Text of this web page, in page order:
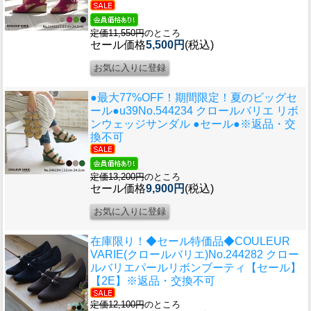
定価11,550円のところ
セール価格5,500円 (税込)
●最大77%OFF！期間限定！夏のビッグセ
ール●u39No.544234 クロールバリエ リボ
ンウェッジサンダル ●セール●※返品・交
換不可
定価13,200円のところ
セール価格9,900円 (税込)
在庫限り！◆セール特価品◆COULEUR
VARIE(クロールバリエ)No.244282 クロー
ルバリエパールリボンブーティ【セール】
【2E】※返品・交換不可
定価12,100円のところ